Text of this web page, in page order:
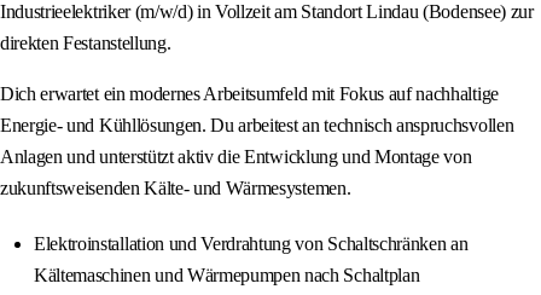
Industrieelektriker (m/w/d) in Vollzeit am Standort Lindau (Bodensee) zur
direkten Festanstellung.
Dich erwartet ein modernes Arbeitsumfeld mit Fokus auf nachhaltige
Energie- und Kühllösungen. Du arbeitest an technisch anspruchsvollen
Anlagen und unterstützt aktiv die Entwicklung und Montage von
zukunftsweisenden Kälte- und Wärmesystemen.
Elektroinstallation und Verdrahtung von Schaltschränken an
Kältemaschinen und Wärmepumpen nach Schaltplan